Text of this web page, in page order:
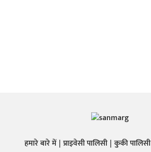
हमारे बारे में प्राइवेसी पालिसी कुकी पालिसी